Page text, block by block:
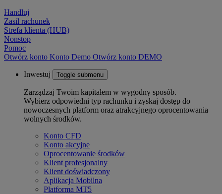
Handluj
Zasil rachunek
Strefa klienta (HUB)
Nonstop
Pomoc
Otwórz konto Konto Demo Otwórz konto DEMO
Inwestuj Toggle submenu
Zarządzaj Twoim kapitałem w wygodny sposób.
Wybierz odpowiedni typ rachunku i zyskaj dostęp do
nowoczesnych platform oraz atrakcyjnego oprocentowania
wolnych środków.
Konto CFD
Konto akcyjne
Oprocentowanie środków
Klient profesjonalny
Klient doświadczony
Aplikacja Mobilna
Platforma MT5